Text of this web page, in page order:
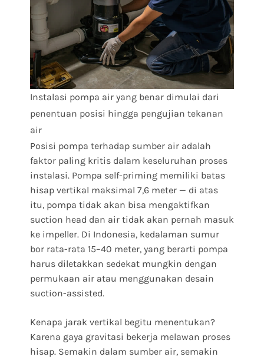
Instalasi pompa air yang benar dimulai dari
penentuan posisi hingga pengujian tekanan
air
Posisi pompa terhadap sumber air adalah
faktor paling kritis dalam keseluruhan proses
instalasi. Pompa self-priming memiliki batas
hisap vertikal maksimal 7,6 meter — di atas
itu, pompa tidak akan bisa mengaktifkan
suction head dan air tidak akan pernah masuk
ke impeller. Di Indonesia, kedalaman sumur
bor rata-rata 15–40 meter, yang berarti pompa
harus diletakkan sedekat mungkin dengan
permukaan air atau menggunakan desain
suction-assisted.
Kenapa jarak vertikal begitu menentukan?
Karena gaya gravitasi bekerja melawan proses
hisap. Semakin dalam sumber air, semakin